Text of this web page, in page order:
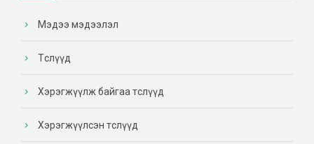
Мэдээ мэдээлэл
Төслүүд
Хэрэгжүүлж байгаа төслүүд
Хэрэгжүүлсэн төслүүд